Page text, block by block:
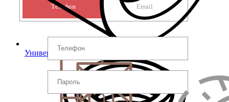
Универсальные опоры
Телефон Email